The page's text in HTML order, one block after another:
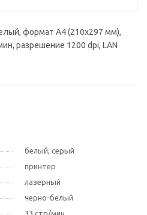
формат A4 (210x297 мм),
разрешение 1200 dpi, LAN
белый, серый
принтер
лазерный
черно-белый
33 стр/мин